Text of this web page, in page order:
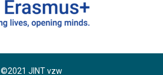
©2021 JINT vzw